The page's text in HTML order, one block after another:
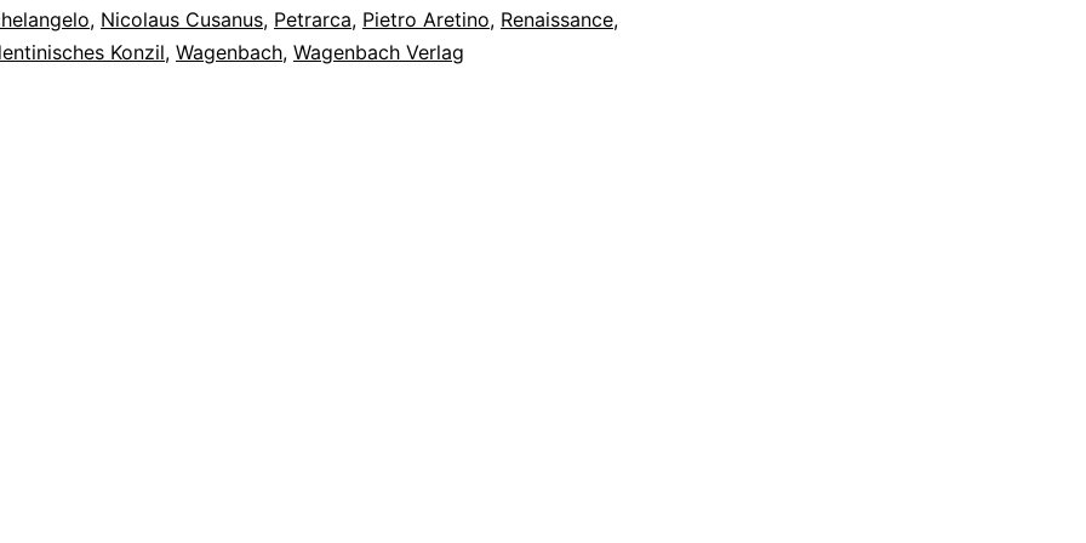
, Nicolaus Cusanus, Petrarca, Pietro Aretino, Renaissance,
Konzil, Wagenbach, Wagenbach Verlag